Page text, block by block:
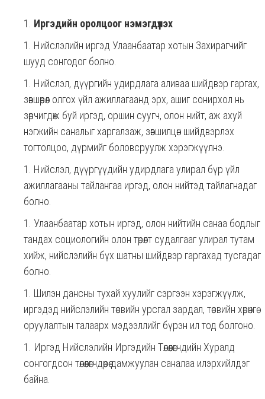
Иргэдийн оролцоог нэмэгдүүлэх
Нийслэлийн иргэд Улаанбаатар хотын Захирагчийг
шууд сонгодог болно.
Нийслэл, дүүргийн удирдлага аливаа шийдвэр гаргах,
зөвшөөрөл олгох үйл ажиллагаанд эрх, ашиг сонирхол нь
зөрчигдөж буй иргэд, оршин суугч, олон нийт, аж ахуй
нэгжийн саналыг харгалзаж, зөвшилцөн шийдвэрлэх
тогтолцоо, дүрмийг боловсруулж хэрэгжүүлнэ.
Нийслэл, дүүргүүдийн удирдлага улирал бүр үйл
ажиллагааны тайлангаа иргэд, олон нийтэд тайлагнадаг
болно.
Улаанбаатар хотын иргэд, олон нийтийн санаа бодлыг
тандах социологийн олон төрөлт судалгааг улирал тутам
хийж, нийслэлийн бүх шатны шийдвэр гаргахад тусгадаг
болно.
Шилэн дансны тухай хуулийг сэргээн хэрэгжүүлж,
иргэдэд нийслэлийн төсвийн урсгал зардал, төсвийн хөрөнгө
оруулалтын талаарх мэдээллийг бүрэн ил тод болгоно.
Иргэд Нийслэлийн Иргэдийн Төлөөлөгчдийн Хуралд
сонгогдсон төлөөлөгчдөөрөө дамжуулан саналаа илэрхийлдэг
байна.